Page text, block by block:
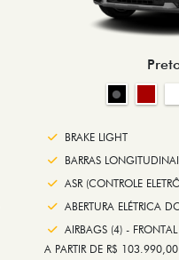
BRAKE LIGHT
BARRAS
ASR (CONTROLE
ABERTURA ELÉTRICA
AIRBAGS (4) -
A PARTIR DE R$ 103.990,00